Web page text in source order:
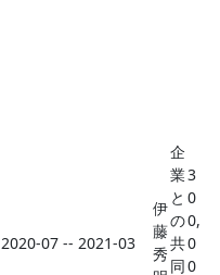
2020-07 -- 2021-03
伊
藤
秀
企
業
と
の
共
同
3
0
0,
0
0